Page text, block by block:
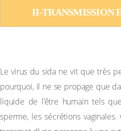
II-TRANSMISSION
Le virus du sida ne vit que très
pourquoi, il ne se propage que
liquide de l’être humain tels
sperme, les sécrétions